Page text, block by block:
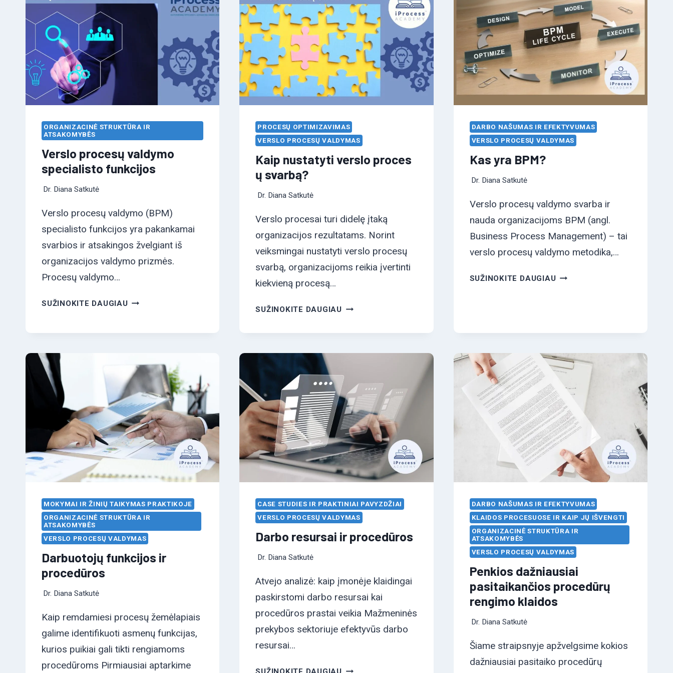
ORGANIZACINĖ STRUKTŪRA IR
ATSAKOMYBĖS
Verslo procesų valdymo
specialisto funkcijos
Dr. Diana Satkutė
Verslo procesų valdymo (BPM)
specialisto funkcijos yra pakankamai
svarbios ir atsakingos žvelgiant iš
organizacijos valdymo prizmės.
Procesų valdymo…
SUŽINOKITE DAUGIAUVERSLO
PROCESŲ OPTIMIZAVIMAS
VERSLO PROCESŲ VALDYMAS
Kaip nustatyti verslo proces
ų svarbą?
Dr. Diana Satkutė
Verslo procesai turi didelę įtaką
organizacijos rezultatams. Norint
veiksmingai nustatyti verslo procesų
svarbą, organizacijoms reikia įvertinti
kiekvieną procesą…
SUŽINOKITE DAUGIAU KAIP NUSTATYTI VERSLO PROCESŲ
DARBO NAŠUMAS IR EFEKTYVUMAS
VERSLO PROCESŲ VALDYMAS
Kas yra BPM?
Dr. Diana Satkutė
Verslo procesų valdymo svarba ir
nauda organizacijoms BPM (angl.
Business Process Management) – tai
verslo procesų valdymo metodika,…
SUŽINOKITE DAUGIAUKAS
MOKYMAI IR ŽINIŲ TAIKYMAS PRAKTIKOJE
ORGANIZACINĖ STRUKTŪRA IR
ATSAKOMYBĖS
VERSLO PROCESŲ VALDYMAS
Darbuotojų funkcijos ir
procedūros
Dr. Diana Satkutė
Kaip remdamiesi procesų žemėlapiais
galime identifikuoti asmenų funkcijas,
kurios puikiai gali tikti rengiamoms
procedūroms Pirmiausiai aptarkime
CASE STUDIES IR PRAKTINIAI PAVYZDŽIAI
VERSLO PROCESŲ VALDYMAS
Darbo resursai ir procedūros
Dr. Diana Satkutė
Atvejo analizė: kaip įmonėje klaidingai
paskirstomi darbo resursai kai
procedūros prastai veikia Mažmeninės
prekybos sektoriuje efektyvūs darbo
resursai…
DARBO
DARBO NAŠUMAS IR EFEKTYVUMAS
KLAIDOS PROCESUOSE IR KAIP JŲ IŠVENGTI
ORGANIZACINĖ STRUKTŪRA IR
ATSAKOMYBĖS
VERSLO PROCESŲ VALDYMAS
Penkios dažniausiai
pasitaikančios procedūrų
rengimo klaidos
Dr. Diana Satkutė
Šiame straipsnyje apžvelgsime kokios
dažniausiai pasitaiko procedūrų